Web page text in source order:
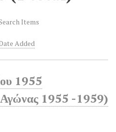
Items
Added
1955
Αγώνας 1955 -1959)